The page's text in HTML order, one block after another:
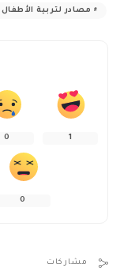
مصادر لتربية الأطفال
1
0
0
مشاركات